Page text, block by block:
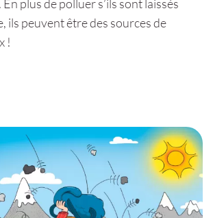
plus de polluer s’ils sont laissés
ils peuvent être des sources de
!